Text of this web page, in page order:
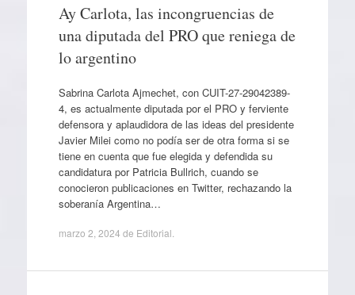
Ay Carlota, las incongruencias de
una diputada del PRO que reniega de
lo argentino
Sabrina Carlota Ajmechet, con CUIT-27-29042389-
4, es actualmente diputada por el PRO y ferviente
defensora y aplaudidora de las ideas del presidente
Javier Milei como no podía ser de otra forma si se
tiene en cuenta que fue elegida y defendida su
candidatura por Patricia Bullrich, cuando se
conocieron publicaciones en Twitter, rechazando la
soberanía Argentina…
marzo 2, 2024 de Editorial